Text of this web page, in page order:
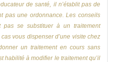
de santé, il n’établit pas de
pas une ordonnance. Les conseils
pas se substituer à un traitement
vous dispenser d’une visite chez
un traitement en cours sans
habilité à modifier le traitement qu’il